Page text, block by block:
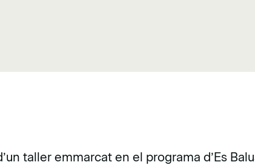
taller emmarcat en el programa d’Es